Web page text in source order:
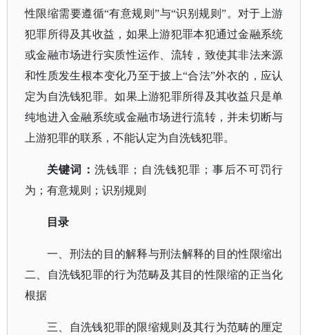
性限缩需要遵循“有意规则”与“识别规则”。对于上游
犯罪所得及其收益，如果上游犯罪本犯通过金融系统
或金融市场进行实质性运作、流转，致使其非法来源
和性质发生根本变化乃至于披上“合法”外衣的，应认
定为自洗钱犯罪。如果上游犯罪所得及其收益只是单
纯地进入金融系统或金融市场进行流转，并未切断与
上游犯罪的联系，不能认定为自洗钱犯罪。
关键词 ： 洗钱罪；自洗钱犯罪；事后不可罚行
为；有意规则；识别规则
目录
一、刑法的目的解释与刑法解释的目的性限缩出
二、自洗钱犯罪的行为范畴及其目的性限缩的正当化
根据
三、自洗钱犯罪的限缩规则及其行为范畴的厘定